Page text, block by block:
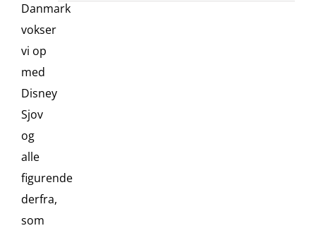
Danmark
vokser
vi op
med
Disney
Sjov
og
alle
figurende
derfra,
som